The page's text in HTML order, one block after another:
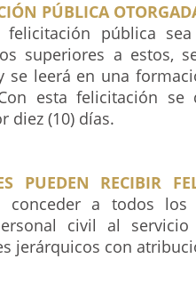
PÚBLICA
felicitación pública
superiores a estos,
se leerá en una
esta felicitación se
diez (10) días.
PUEDEN RECIBIR
conceder a todos
civil al
jerárquicos con